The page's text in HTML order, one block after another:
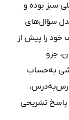
سبز بوده و
سؤال‌های
خود را پیش از
جزو
به‌حساب
پاسخ تشریحی